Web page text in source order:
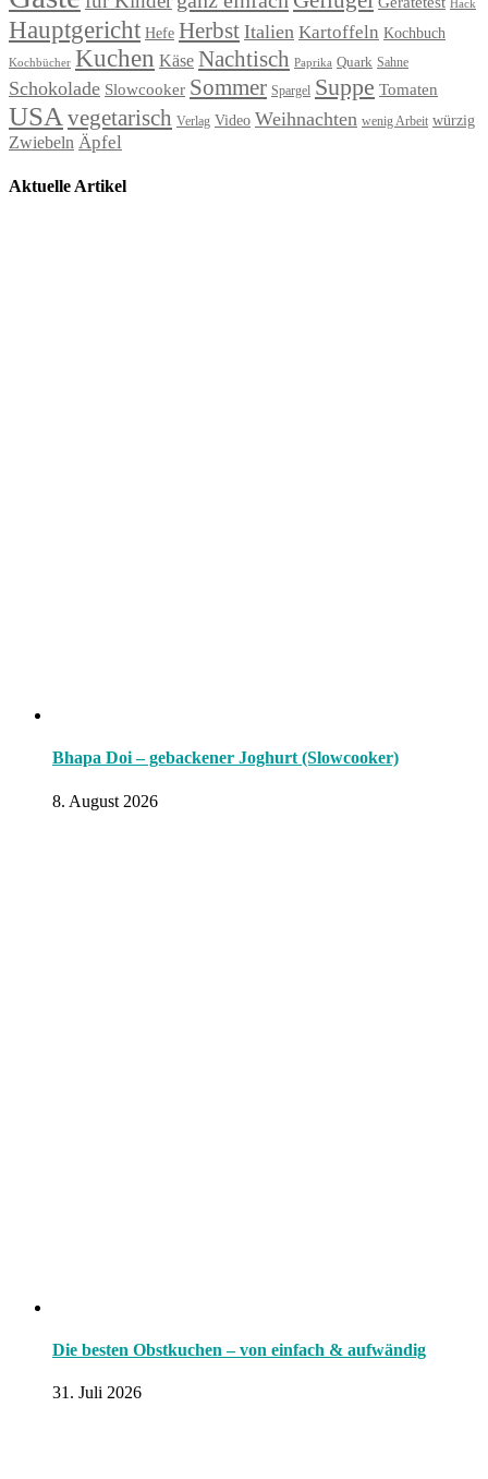
Hack
Hauptgericht Hefe Herbst Italien Kartoffeln Kochbuch
Kochbücher Kuchen Käse Nachtisch Paprika Quark Sahne
Schokolade Slowcooker Sommer Spargel Suppe Tomaten
USA vegetarisch Verlag Video Weihnachten wenig Arbeit würzig
Zwiebeln Äpfel
Aktuelle Artikel
Bhapa Doi – gebackener Joghurt (Slowcooker)
8. August 2026
Die besten Obstkuchen – von einfach & aufwändig
31. Juli 2026